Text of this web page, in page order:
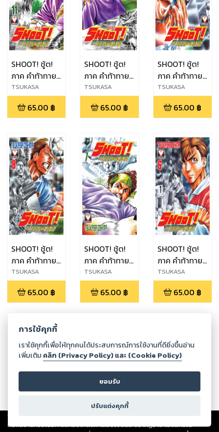
SHOOT! ชู้ต!
ภาค คำท้าทาย
ของชายชาตรี
เล่ม 11
TSUKASA
OSHIMA
65.00 ฿
SHOOT! ชู้ต!
ภาค คำท้าทาย
ของชายชาตรี
เล่ม 10
TSUKASA
OSHIMA
65.00 ฿
SHOOT! ชู้ต!
ภาค คำท้าทาย
ของชายชาตรี
เล่ม 9
TSUKASA
OSHIMA
65.00 ฿
SHOOT! ชู้ต!
ภาค คำท้าทาย
ของชายชาตรี
เล่ม 8
TSUKASA
OSHIMA
65.00 ฿
SHOOT! ชู้ต!
ภาค คำท้าทาย
ของชายชาตรี
เล่ม 7
TSUKASA
OSHIMA
65.00 ฿
SHOOT! ชู้ต!
ภาค คำท้าทาย
ของชายชาตรี
เล่ม 6
TSUKASA
OSHIMA
65.00 ฿
กำลังโหลด ...
Copyright ©
ต่อผลงานหรือเนื้อหาใดที่อัปโหลดผ่านเว็บไซต์และปรากฏว่าละเมิดสิทธิใน
การใช้คุกกี้
เราใช้คุกกี้เพื่อให้ทุกคนได้ประสบการณ์การใช้งานที่ดียิ่งขึ้นอ่าน
เพิ่มเติม คลิก (Privacy Policy) และ (Cookie Policy)
ยอมรับ
ปรับแต่งคุกกี้